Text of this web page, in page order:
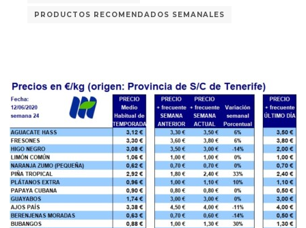
PRODUCTOS RECOMENDADOS SEMANALES